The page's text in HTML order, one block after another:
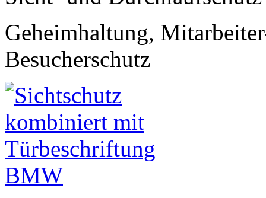
Geheimhaltung,
Besucherschutz